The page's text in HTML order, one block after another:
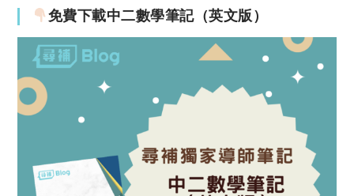
免費下載中二數學筆記（英文版）